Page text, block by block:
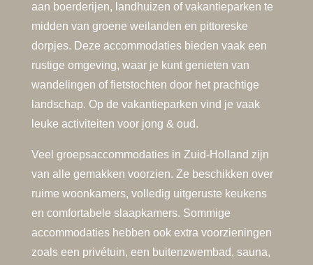
aan boerderijen, landhuizen of vakantieparken te
midden van groene weilanden en pittoreske
dorpjes. Deze accommodaties bieden vaak een
rustige omgeving, waar je kunt genieten van
wandelingen of fietstochten door het prachtige
landschap. Op de vakantieparken vind je vaak
leuke activiteiten voor jong & oud.
Veel groepsaccommodaties in Zuid-Holland zijn
van alle gemakken voorzien. Ze beschikken over
ruime woonkamers, volledig uitgeruste keukens
en comfortabele slaapkamers. Sommige
accommodaties hebben ook extra voorzieningen
zoals een privétuin, een buitenzwembad, sauna,